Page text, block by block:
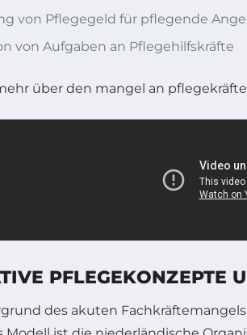
von Pflegegeld für pflegende
von Aufgaben an Pflegehilfskräfte
PFLEGEKONZEPTE
des akuten